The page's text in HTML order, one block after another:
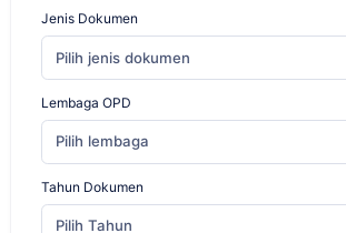
Jenis Dokumen
Pilih jenis dokumen
Lembaga OPD
Pilih lembaga
Tahun Dokumen
Pilih Tahun